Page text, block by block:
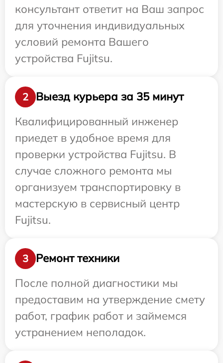
консультант ответит на Ваш запрос
для уточнения индивидуальных
условий ремонта Вашего
устройства Fujitsu.
2
Выезд курьера за 35 минут
Квалифицированный инженер
приедет в удобное время для
проверки устройства Fujitsu. В
случае сложного ремонта мы
организуем транспортировку в
мастерскую в сервисный центр
Fujitsu.
3
Ремонт техники
После полной диагностики мы
предоставим на утверждение смету
работ, график работ и займемся
устранением неполадок.